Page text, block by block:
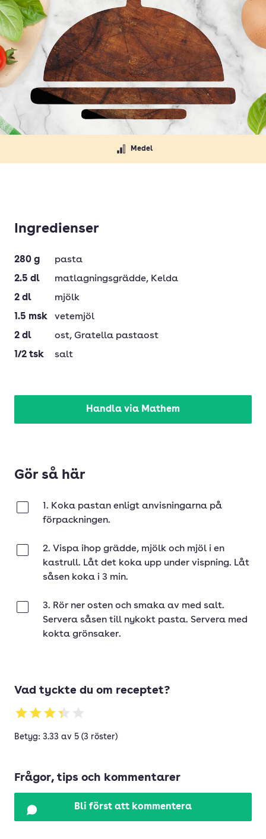
Medel
Ingredienser
280 g
pasta
2.5 dl matlagningsgrädde, Kelda
2 dl
mjölk
1.5 msk
vetemjöl
2 dl ost, Gratella pastaost
1/2 tsk salt
Handla via Mathem
Gör så här
1. Koka pastan enligt anvisningarna på
förpackningen.
2. Vispa ihop grädde, mjölk och mjöl i en
kastrull. Låt det koka upp under vispning. Låt
såsen koka i 3 min.
3. Rör ner osten och smaka av med salt.
Servera såsen till nykokt pasta. Servera med
kokta grönsaker.
Vad tyckte du om receptet?
Betyg: 3.33 av 5 (3 röster)
Frågor, tips och kommentarer
Bli först att kommentera